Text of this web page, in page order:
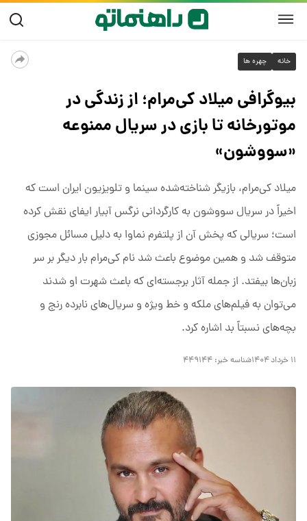
خانه چهره ها
بیوگرافی میلاد کی‌مرام؛ از زندگی در
موتورخانه تا بازی در سریال ممنوعه
«سووشون»
میلاد کی‌مرام، بازیگر شناخته‌شده سینما و تلویزیون ایران است که
اخیراً در سریال سووشون به کارگردانی نرگس آبیار ایفای نقش کرده
است؛ سریالی که پخش آن از پلتفرم نماوا به دلیل مسائل مجوزی
متوقف شد و همین موضوع باعث شد نام کی‌مرام بار دیگر بر سر
زبان‌ها بیفتد. از جمله آثار برجسته‌ای که باعث شهرت او شدند
می‌توان به فیلم‌های ملکه و خط ویژه و سریال‌های نابرده رنج و
بچه‌های نسبتاً بد اشاره کرد.
۱۱ خرداد ۱۴۰۴ شناسه خبر: ۴۴۹۱۴۴